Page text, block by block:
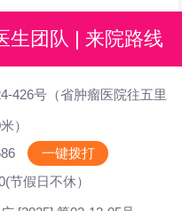
生团队 来院路线
426号（省肿瘤医院往五里
）
一键拨打
节假日不休）